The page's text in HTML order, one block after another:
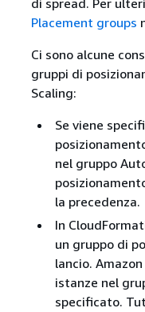
di spread. Per
Placement groups
Ci sono alcune
gruppi di
Scaling:
Se viene
nel gruppo
la precedenza.
In
un gruppo di
lancio.
istanze nel
specificato.